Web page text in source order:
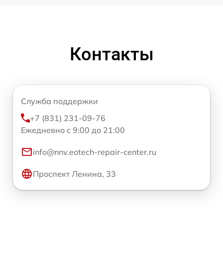
Контакты
Служба поддержки
+7 (831) 231-09-76
Ежедневно с 9:00 до 21:00
info@nnv.eotech-repair-center.ru
Проспект Ленина, 33